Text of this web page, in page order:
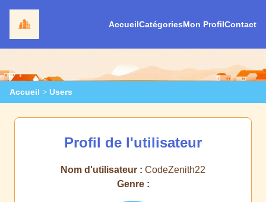
AccueilCatégoriesMon ProfilContact
Accueil > Users
Profil de l'utilisateur
Nom d'utilisateur : CodeZenith22
Genre :